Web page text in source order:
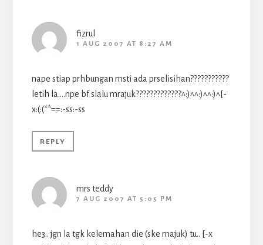
fizrul
1 AUG 2007 AT 8:27 AM
nape stiap prhbungan msti ada prselisihan???????????
letih la….npe bf slalu mrajuk?????????????^:)^^:)^^:)^[-
x:(:(**==:-ss:-ss
REPLY
mrs teddy
7 AUG 2007 AT 5:05 PM
he3.. jgn la tgk kelemahan die (ske majuk) tu.. [-x